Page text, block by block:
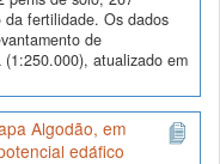
da fertilidade. Os dados
de
atualizado em
Algodão, em
edáfico